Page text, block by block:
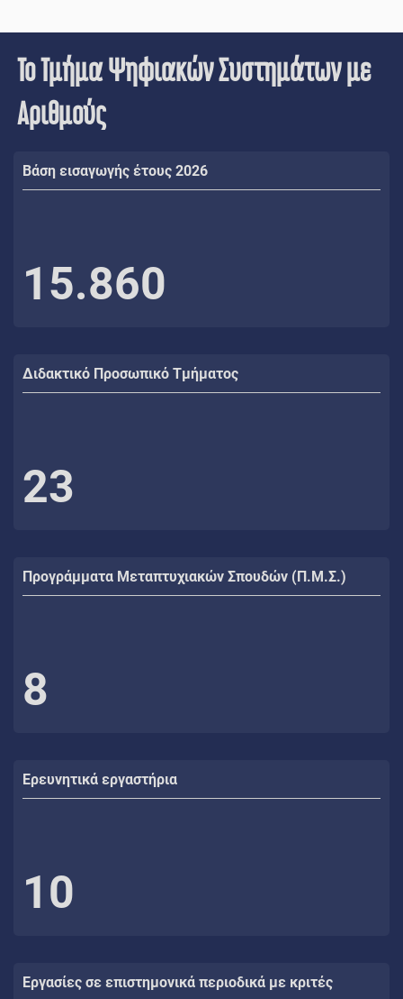
Το Τμήμα Ψηφιακών Συστημάτων με
Αριθμούς
Βάση εισαγωγής έτους 2026
15.860
Διδακτικό Προσωπικό Τμήματος
23
Προγράμματα Μεταπτυχιακών Σπουδών (Π.Μ.Σ.)
8
Ερευνητικά εργαστήρια
10
Εργασίες σε επιστημονικά περιοδικά με κριτές